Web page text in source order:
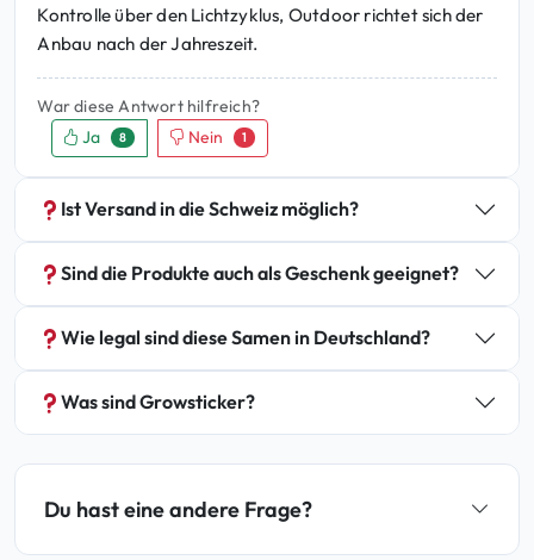
Kontrolle über den Lichtzyklus, Outdoor richtet sich der
Anbau nach der Jahreszeit.
War diese Antwort hilfreich?
Ja
8 Nein 1
Ist Versand in die Schweiz möglich?
Sind die Produkte auch als Geschenk geeignet?
Wie legal sind diese Samen in Deutschland?
Was sind Growsticker?
Du hast eine andere Frage?